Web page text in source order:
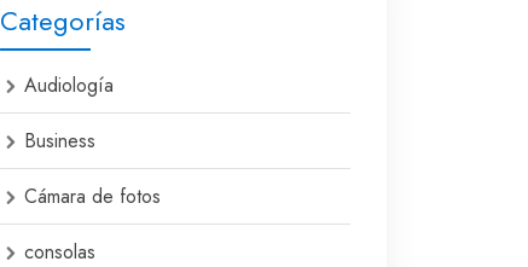
Categorías
Audiología
Business
Cámara de fotos
consolas